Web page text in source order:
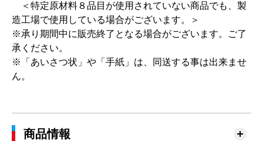
＜特定原材料８品目が使用されていない商品でも、製
造工場で使用している場合がございます。＞
※承り期間中に販売終了となる場合がございます。ご了
承ください。
※「あいさつ状」や「手紙」は、同送する事は出来ませ
ん。
商品情報